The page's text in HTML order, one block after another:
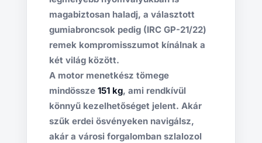
magabiztosan haladj, a választott
gumiabroncsok pedig (IRC GP-21/22)
remek kompromisszumot kínálnak a
két világ között.
A motor menetkész tömege
mindössze 151 kg, ami rendkívül
könnyű kezelhetőséget jelent. Akár
szűk erdei ösvényeken navigálsz,
akár a városi forgalomban szlalozol